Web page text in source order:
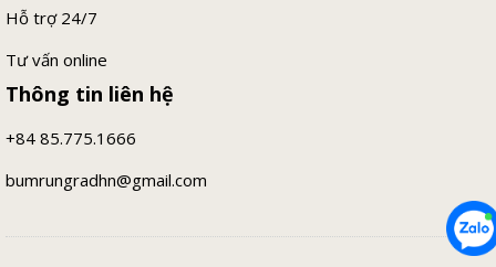
Hỗ trợ 24/7
Tư vấn online
Thông tin liên hệ
+84 85.775.1666
bumrungradhn@gmail.com